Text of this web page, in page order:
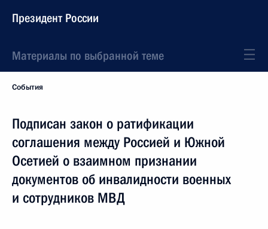
Президент России
Материалы по выбранной теме
События
Подписан закон о ратификации
соглашения между Россией и Южной
Осетией о взаимном признании
документов об инвалидности военных
и сотрудников МВД